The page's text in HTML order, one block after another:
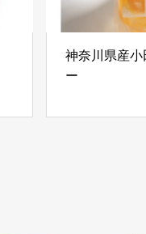
神奈川県産小
ー